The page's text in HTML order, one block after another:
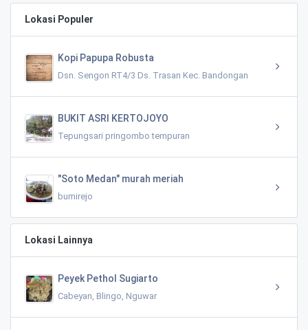
Lokasi Populer
Kopi Papupa Robusta
Dsn. Sengon RT4/3 Ds. Trasan Kec. Bandongan
BUKIT ASRI KERTOJOYO
Tepungsari pringombo tempuran
"Soto Medan" murah meriah
bumirejo
Lokasi Lainnya
Peyek Pethol Sugiarto
Cabeyan, Blingo, Nguwar